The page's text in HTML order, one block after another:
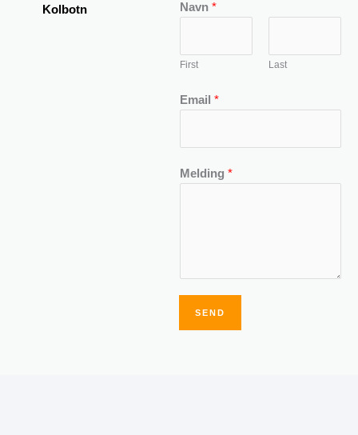
Kolbotn
Navn *
First Last
Email *
Melding *
SEND